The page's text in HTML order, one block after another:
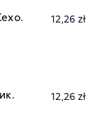
12,26 zł
12,26 zł